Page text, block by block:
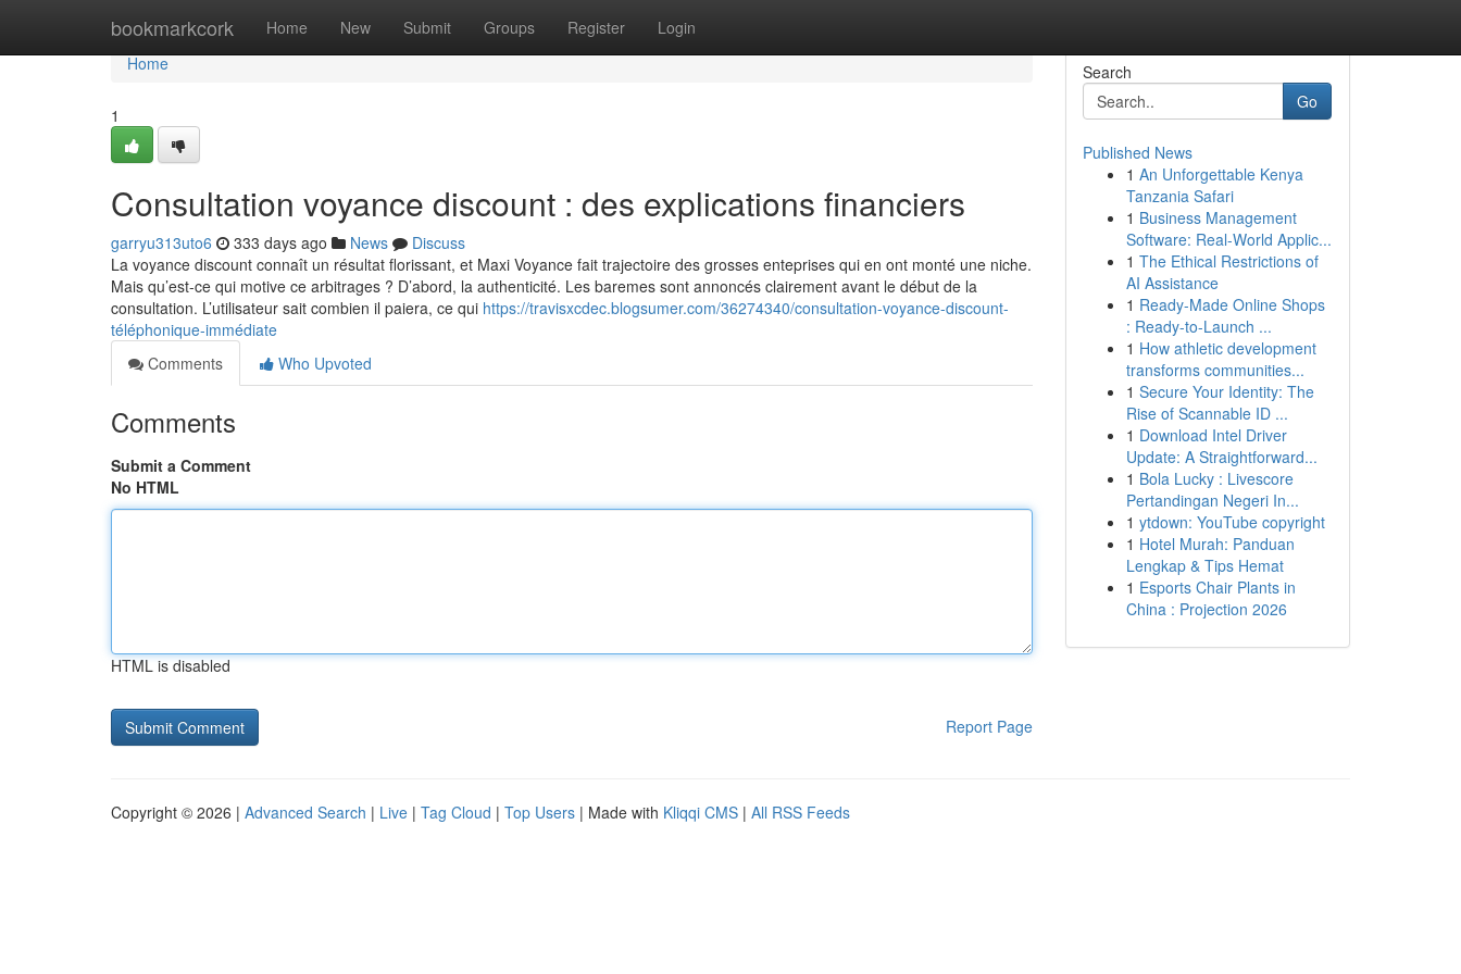
bookmarkcork Home New Submit Groups Register Login
Home
Home
1
Consultation voyance discount : des explications financiers
garryu313uto6 333 days ago News
Discuss
La voyance discount connaît un résultat florissant, et Maxi Voyance fait trajectoire des grosses enteprises qui en ont monté une niche.
Mais qu’est-ce qui motive ce arbitrages ? D’abord, la authenticité. Les baremes sont annoncés clairement avant le début de la
consultation. L’utilisateur sait combien il paiera, ce qui https://travisxcdec.blogsumer.com/36274340/consultation-voyance-discount-
téléphonique-immédiate
Comments
Who Upvoted
Comments
Submit a Comment
No HTML
HTML is disabled
Report Page
Search
Go
Published News
1 An Unforgettable Kenya
Tanzania Safari
1 Business Management
Software: Real-World Applic...
1 The Ethical Restrictions of
AI Assistance
1 Ready-Made Online Shops
: Ready-to-Launch ...
1 How athletic development
transforms communities...
1 Secure Your Identity: The
Rise of Scannable ID ...
1 Download Intel Driver
Update: A Straightforward...
1 Bola Lucky : Livescore
Pertandingan Negeri In...
1 ytdown: YouTube copyright
1 Hotel Murah: Panduan
Lengkap & Tips Hemat
1 Esports Chair Plants in
China : Projection 2026
Copyright © 2026 | Advanced Search | Live | Tag Cloud | Top Users | Made with Kliqqi CMS | All RSS Feeds